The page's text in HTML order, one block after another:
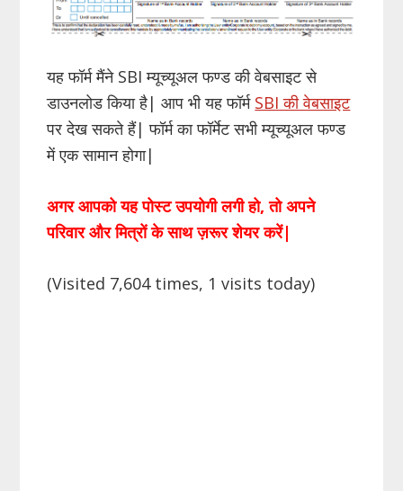
यह फॉर्म मैंने SBI म्यूच्यूअल फण्ड की वेबसाइट से
डाउनलोड किया है| आप भी यह फॉर्म SBI की वेबसाइट
पर देख सकते हैं| फॉर्म का फॉर्मेट सभी म्यूच्यूअल फण्ड
में एक सामान होगा|
अगर आपको यह पोस्ट उपयोगी लगी हो, तो अपने
परिवार और मित्रों के साथ ज़रूर शेयर करें|
(Visited 7,604 times, 1 visits today)